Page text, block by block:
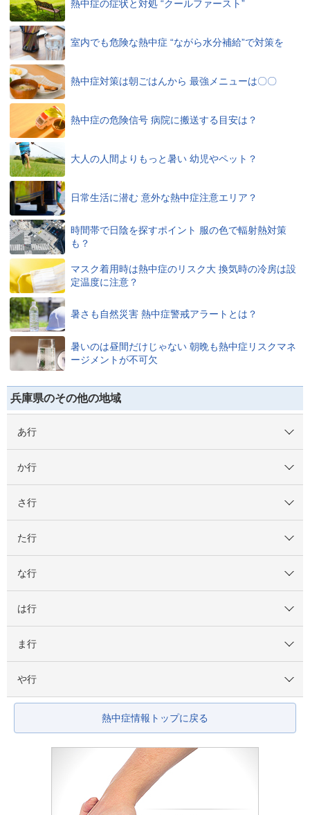
熱中症の症状と対処 “クールファースト”
室内でも危険な熱中症 “ながら水分補給”で対策を
熱中症対策は朝ごはんから 最強メニューは〇〇
熱中症の危険信号 病院に搬送する目安は？
大人の人間よりもっと暑い 幼児やペット？
日常生活に潜む 意外な熱中症注意エリア？
時間帯で日陰を探すポイント 服の色で輻射熱対策
も？
マスク着用時は熱中症のリスク大 換気時の冷房は設
定温度に注意？
暑さも自然災害 熱中症警戒アラートとは？
暑いのは昼間だけじゃない 朝晩も熱中症リスクマネ
ージメントが不可欠
兵庫県のその他の地域
あ行
か行
さ行
た行
な行
は行
ま行
や行
熱中症情報トップに戻る